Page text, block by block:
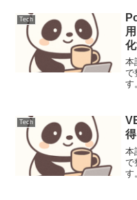
に
ン
Tech
本
で
す
Tech
得
本
で
す